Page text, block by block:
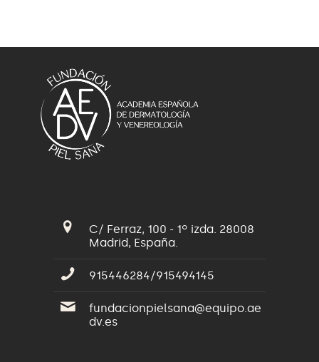
C/ Ferraz, 100 - 1º izda. 28008
Madrid, España.
915446284/915494145
fundacionpielsana@equipo.ae
dv.es